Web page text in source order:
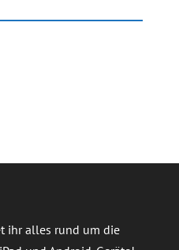
ihr alles rund um die